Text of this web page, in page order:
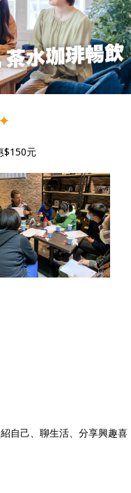
$150元
自己、聊生活、分享興趣喜